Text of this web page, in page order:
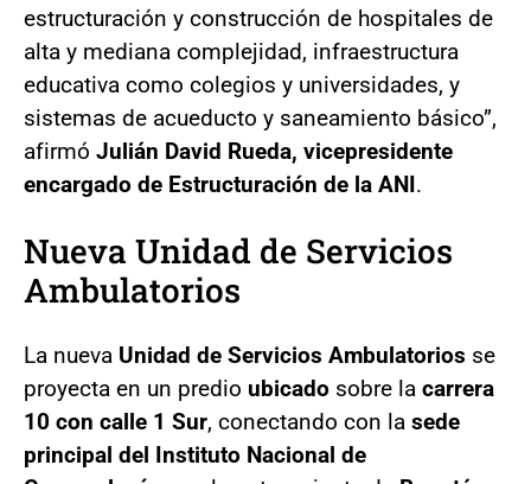
estructuración y construcción de hospitales de
alta y mediana complejidad, infraestructura
educativa como colegios y universidades, y
sistemas de acueducto y saneamiento básico”,
afirmó Julián David Rueda, vicepresidente
encargado de Estructuración de la ANI.
Nueva Unidad de Servicios
Ambulatorios
La nueva Unidad de Servicios Ambulatorios se
proyecta en un predio ubicado sobre la carrera
10 con calle 1 Sur, conectando con la sede
principal del Instituto Nacional de